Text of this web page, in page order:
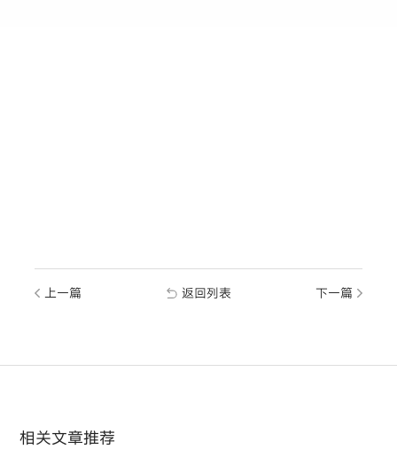
上一篇 返回列表 下一篇
相关文章推荐